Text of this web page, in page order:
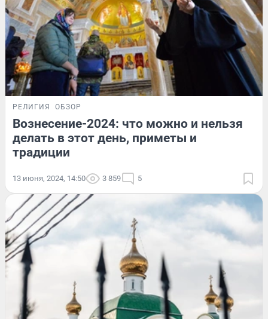
РЕЛИГИЯ ОБЗОР
Вознесение-2024: что можно и нельзя
делать в этот день, приметы и
традиции
13 июня, 2024, 14:50 3 859 5